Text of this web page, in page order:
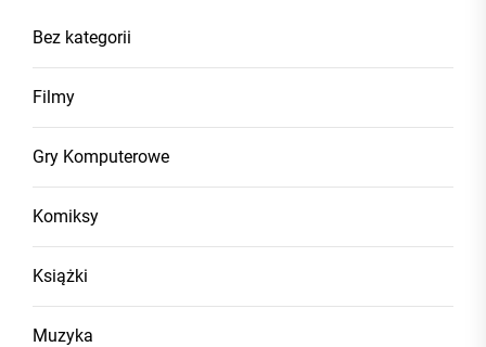
Bez kategorii
Filmy
Gry Komputerowe
Komiksy
Książki
Muzyka